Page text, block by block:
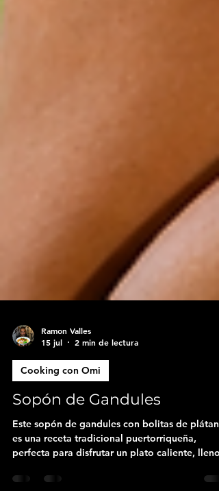
Ramon Valles
15 jul
2 min de lectura
Cooking con Omi
Sopón de Gandules
Este sopón de gandules con bolitas de plátano